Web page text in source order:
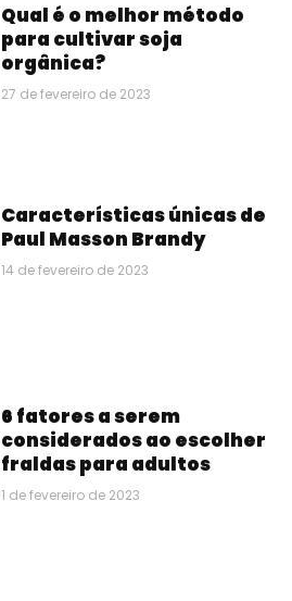
Qual é o melhor método
para cultivar soja
orgânica?
27 de fevereiro de 2023
Características únicas de
Paul Masson Brandy
14 de fevereiro de 2023
6 fatores a serem
considerados ao escolher
fraldas para adultos
1 de fevereiro de 2023